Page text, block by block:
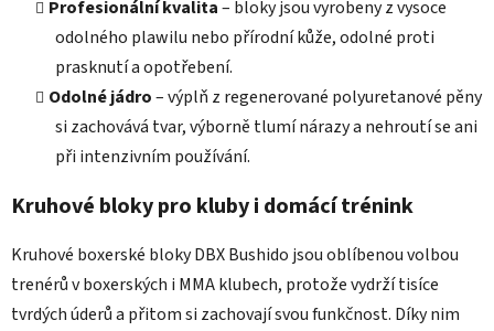
y
v
p
i
s
u
Profesionální kvalita– bloky jsou vyrobeny z vysoce
odolného plawilu nebo přírodní kůže, odolné proti
prasknutí a opotřebení.
Odolné jádro– výplň z regenerované polyuretanové pěny
si zachovává tvar, výborně tlumí nárazy a nehroutí se ani
při intenzivním používání.
Kruhové bloky pro kluby i domácí trénink
Kruhové boxerské bloky DBX Bushido jsou oblíbenou volbou
trenérů v boxerských i MMA klubech, protože vydrží tisíce
tvrdých úderů a přitom si zachovají svou funkčnost. Díky nim